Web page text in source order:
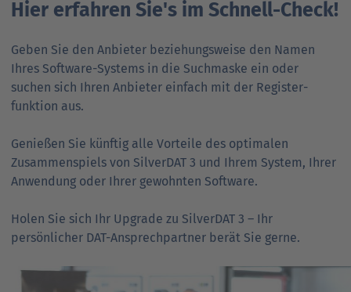
Ansprechpartner
Go
to
parent
navigation
parent
navigation
Nachrichten
Pressekontakt
Go
to
navigation
Hier erfahren Sie's im Schnell-Check!
Geben Sie den Anbieter beziehungsweise den Namen
Ihres Software-Systems in die Suchmaske ein oder
suchen sich Ihren Anbieter einfach mit der Register­
funktion aus.
Genießen Sie künftig alle Vorteile des optimalen
Zusammenspiels von SilverDAT 3 und Ihrem System, Ihrer
Anwendung oder Ihrer gewohnten Software.
Holen Sie sich Ihr Upgrade zu SilverDAT 3 – Ihr
persönlicher DAT-Ansprechpartner berät Sie gerne.